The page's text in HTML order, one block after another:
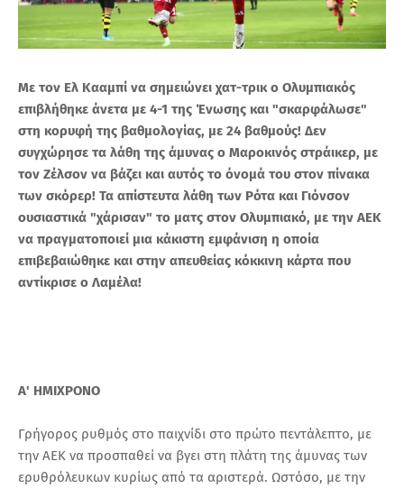
Με τον Ελ Κααμπί να σημειώνει χατ-τρικ ο Ολυμπιακός
επιβλήθηκε άνετα με 4-1 της Ένωσης και "σκαρφάλωσε"
στη κορυφή της βαθμολογίας, με 24 βαθμούς! Δεν
συγχώρησε τα λάθη της άμυνας ο Μαροκινός στράικερ, με
τον Ζέλσον να βάζει και αυτός το όνομά του στον πίνακα
των σκόρερ! Τα απίστευτα λάθη των Ρότα και Γιόνσον
ουσιαστικά "χάρισαν" το ματς στον Ολυμπιακό, με την ΑΕΚ
να πραγματοποιεί μια κάκιστη εμφάνιση η οποία
επιβεβαιώθηκε και στην απευθείας κόκκινη κάρτα που
αντίκρισε ο Λαμέλα!
Α' ΗΜΙΧΡΟΝΟ
Γρήγορος ρυθμός στο παιχνίδι στο πρώτο πεντάλεπτο, με
την ΑΕΚ να προσπαθεί να βγει στη πλάτη της άμυνας των
ερυθρόλευκων κυρίως από τα αριστερά. Ωστόσο, με την